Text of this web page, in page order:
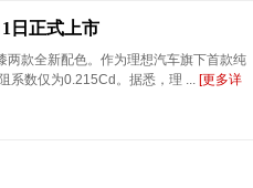
日正式上市
款全新配色。作为理想汽车旗下首款纯
系数仅为0.215Cd。据悉，理 ... [更多详